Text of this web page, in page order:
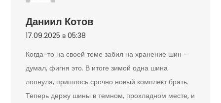
Даниил Котов
17.09.2025 в 05:38
Когда-то на своей теме забил на хранение шин –
думал, фигня это. В итоге зимой одна шина
лопнула, пришлось срочно новый комплект брать.
Теперь держу шины в темном, прохладном месте, и